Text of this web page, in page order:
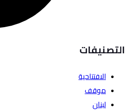
التصنيفات
الافتتاحية
موقف
لبنان